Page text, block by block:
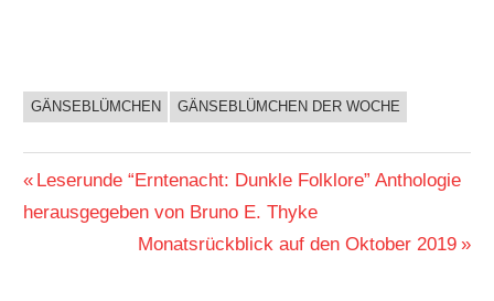
BUCHIGES
GÄNSEBLÜMCHEN GÄNSEBLÜMCHEN DER WOCHE
Beitragsnavigation
Vorheriger
Beitrag:
Leserunde “Erntenacht: Dunkle Folklore” Anthologie
herausgegeben von Bruno E. Thyke
Nächster
Monatsrückblick auf den Oktober 2019